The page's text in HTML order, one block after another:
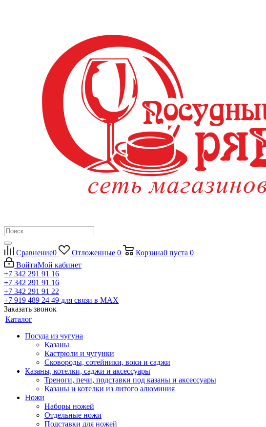
Сравнение0 Отложенные 0 Корзина0 пуста 0
ВойтиМой кабинет
+7 342 291 91 16
+7 342 291 91 16
+7 342 291 91 22
+7 919 489 24 49 для связи в МАХ
Заказать звонок
Каталог
Посуда из чугуна
Казаны
Кастрюли и чугунки
Сковороды, сотейники, воки и саджи
Казаны, котелки, саджи и аксессуары
Треноги, печи, подставки под казаны и аксессуары
Казаны и котелки из литого алюминия
Ножи
Наборы ножей
Отдельные ножи
Подставки для ножей